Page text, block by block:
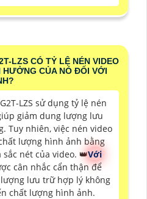
LZS CÓ TỶ LỆ NÉN VIDEO
CỦA NÓ ĐỐI VỚI
LZS sử dụng tỷ lệ nén
giảm dung lượng lưu
Tuy nhiên, việc nén video
lượng hình ảnh bằng
nét của video. 👑Với
cân nhắc cẩn thận để
lưu trữ hợp lý không
chất lượng hình ảnh.